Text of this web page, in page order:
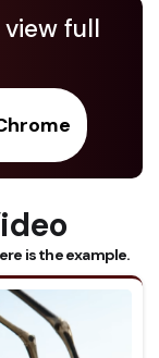
full
is the example.